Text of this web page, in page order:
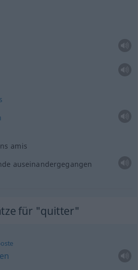
amis
auseinandergegangen
für "quitter"